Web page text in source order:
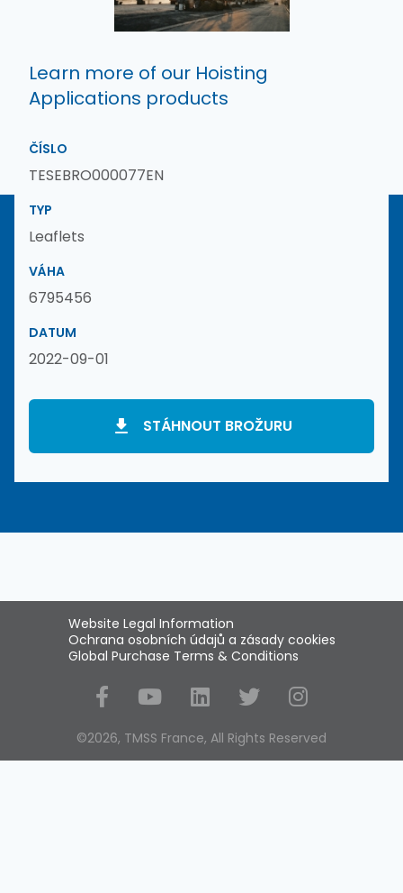
Learn more of our Hoisting
Applications products
ČÍSLO
TESEBRO000077EN
TYP
Leaflets
VÁHA
6795456
DATUM
2022-09-01
STÁHNOUT BROŽURU
Website Legal Information
Ochrana osobních údajů a zásady cookies
Global Purchase Terms & Conditions
Social Media
©2026, TMSS France, All Rights Reserved